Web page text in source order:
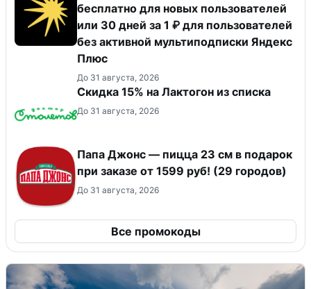
бесплатно для новых пользователей
или 30 дней за 1 ₽ для пользователей
без активной мультиподписки Яндекс
Плюс
До 31 августа, 2026
Скидка 15% на Лактогон из списка
До 31 августа, 2026
Папа Джонс — пицца 23 см в подарок
при заказе от 1599 руб! (29 городов)
До 31 августа, 2026
Все промокоды